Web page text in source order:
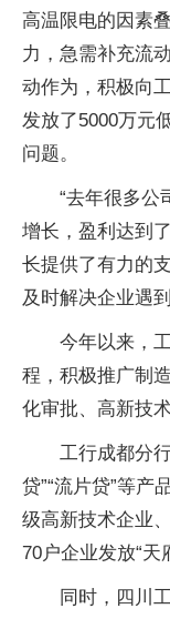
高温限电的因素
力，急需补充流
动作为，积极向
发放了5000万元
问题。
“去年很多公
增长，盈利达到
长提供了有力的
及时解决企业遇
今年以来，
程，积极推广制
化审批、高新技
工行成都分
贷”“流片贷”等产
级高新技术企业
70户企业发放“天
同时，四川